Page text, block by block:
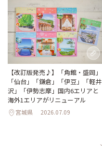
【改訂版発売♪】「角館・盛岡」
「仙台」「鎌倉」「伊豆」「軽井
沢」「伊勢志摩」国内6エリアと
海外1エリアがリニューアル
宮城県 2026.07.09